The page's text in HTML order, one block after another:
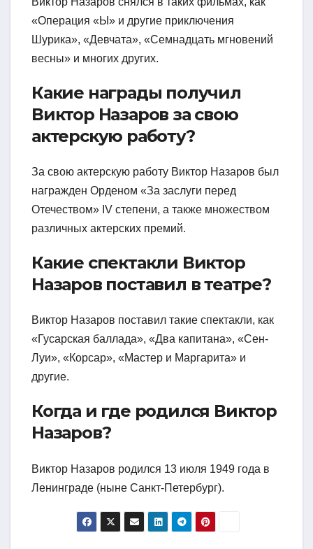
«Операция «Ы» и другие приключения
Шурика», «Девчата», «Семнадцать мгновений
весны» и многих других.
Какие награды получил
Виктор Назаров за свою
актерскую работу?
За свою актерскую работу Виктор Назаров был
награжден Орденом «За заслуги перед
Отечеством» IV степени, а также множеством
различных актерских премий.
Какие спектакли Виктор
Назаров поставил в театре?
Виктор Назаров поставил такие спектакли, как
«Гусарская баллада», «Два капитана», «Сен-
Луи», «Корсар», «Мастер и Маргарита» и
другие.
Когда и где родился Виктор
Назаров?
Виктор Назаров родился 13 июля 1949 года в
Ленинграде (ныне Санкт-Петербург).